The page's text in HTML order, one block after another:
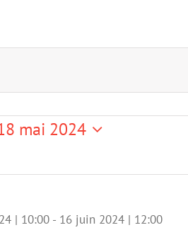
mai 2024
| 10:00- 16 juin 2024 | 12:00